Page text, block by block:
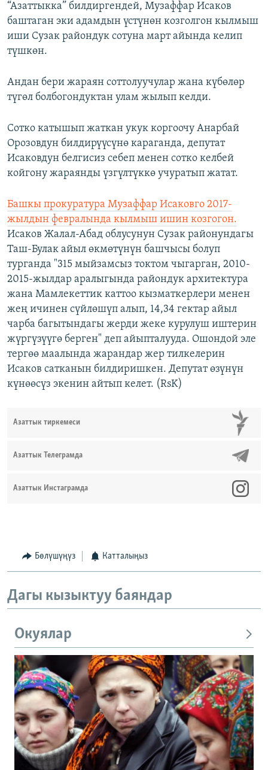
“Азаттыкка” билдиргендей, Музаффар Исаков
баштаган эки адамдын үстүнөн козголгон кылмыш
иши Сузак райондук сотуна март айында келип
түшкөн.
Андан бери жараян соттолуучулар жана күбөлөр
түгөл болбогондуктан улам жылып келди.
Сотко катышып жаткан укук коргоочу Анарбай
Орозовдун билдирүүсүнө караганда, депутат
Исаковдун белгисиз себеп менен сотко келбей
койгону жараянды үзгүлтүккө учуратып жатат.
Башкы прокуратура Музаффар Исаковго 2017-
жылдын февралында кылмыш ишин козгогон.
Исаков Жалал-Абад облусунун Сузак районундагы
Таш-Булак айыл өкмөтүнүн башчысы болуп
турганда "315 мыйзамсыз токтом чыгарган, 2010-
2015-жылдар аралыгында райондук архитектура
жана Мамлекеттик каттоо кызматкерлери менен
жең ичинен сүйлөшүп алып, 14,34 гектар айыл
чарба багытындагы жерди жеке курулуш иштерин
жүргүзүүгө берген" деп айыпталууда. Ошондой эле
тергөө маалында жарандар жер тилкелерин
Исаков сатканын билдиришкен. Депутат өзүнүн
күнөөсүз экенин айтып келет. (RsK)
Азаттык тиркемеси
Азаттык Телеграмда
Азаттык Инстаграмда
Бөлүшүңүз Катталыңыз
Дагы кызыктуу баяндар
Окуялар